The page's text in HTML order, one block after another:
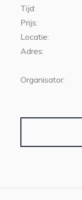
Tijd:
Prijs:
Locatie:
Adres:
Organisator: